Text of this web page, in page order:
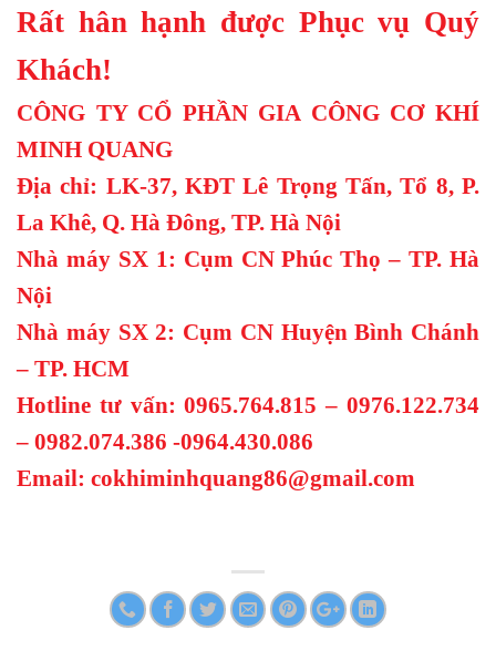
Rất hân hạnh được Phục vụ Quý
Khách!
CÔNG TY CỔ PHẦN GIA CÔNG CƠ KHÍ
MINH QUANG
Địa chỉ: LK-37, KĐT Lê Trọng Tấn, Tổ 8, P.
La Khê, Q. Hà Đông, TP. Hà Nội
Nhà máy SX 1: Cụm CN Phúc Thọ – TP. Hà
Nội
Nhà máy SX 2: Cụm CN Huyện Bình Chánh
– TP. HCM
Hotline tư vấn: 0965.764.815 – 0976.122.734
– 0982.074.386 -0964.430.086
Email: cokhiminhquang86@gmail.com